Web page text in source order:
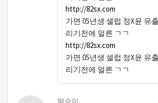
http://82sx.com
가면 05년생 셀럽 정X윤 유
리기전에 얼른 ㄱㄱ
http://82sx.com
가면 05년생 셀럽 정X윤 유
리기전에 얼른 ㄱㄱ
떡순이